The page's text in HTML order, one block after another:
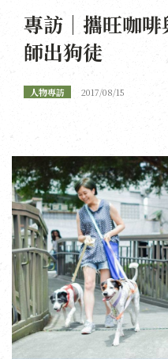
專訪｜攜旺咖
師出狗徒
人物專訪 2017/08/15